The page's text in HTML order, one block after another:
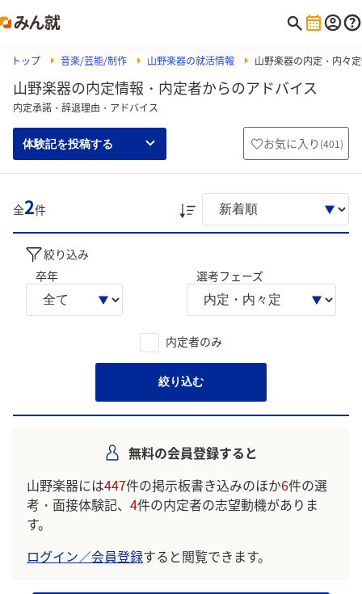
トップ 音楽/芸能/制作 山野楽器の就活情報 山野楽器の内定・内々
山野楽器の内定情報・内定者からのアドバイス
内定承諾・辞退理由・アドバイス
体験記を投稿する お気に入り (401)
全2件
絞り込み
卒年
選考フェーズ
内定者のみ
絞り込む
無料の会員登録すると
山野楽器には447件の掲示板書き込みのほか6件の選
考・面接体験記、 4件の内定者の志望動機がありま
す。
ログイン／会員登録すると閲覧できます。